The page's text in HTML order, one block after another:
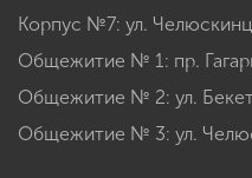
Корпус №7: ул.
Общежитие № 1: пр.
Общежитие № 2: ул.
Общежитие № 3: ул.